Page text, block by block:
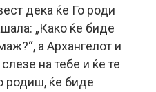
дека ќе Го роди
„Како ќе биде
а Архангелот и
на тебе и ќе те
родиш, ќе биде